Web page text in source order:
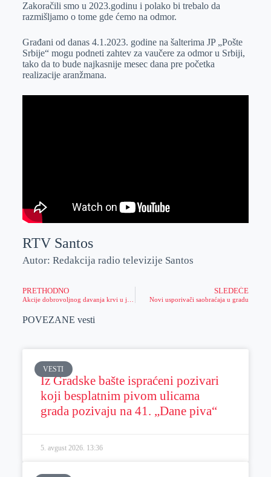
e
I
s
p
p
a
l
Zakoračili smo u 2023.godinu i polako bi trebalo da
razmišljamo o tome gde ćemo na odmor.
Građani od danas 4.1.2023. godine na šalterima JP „Pošte
Srbije“ mogu podneti zahtev za vaučere za odmor u Srbiji,
tako da to bude najkasnije mesec dana pre početka
realizacije aranžmana.
RTV Santos
Autor: Redakcija radio televizije Santos
PRETHODNO SLEDEĆE
Novi usporivači saobraćaja u gradu
POVEZANE vesti
VESTI
Iz Gradske bašte ispraćeni pozivari
koji besplatnim pivom ulicama
grada pozivaju na 41. „Dane piva“
5. avgust 2026. 13:36